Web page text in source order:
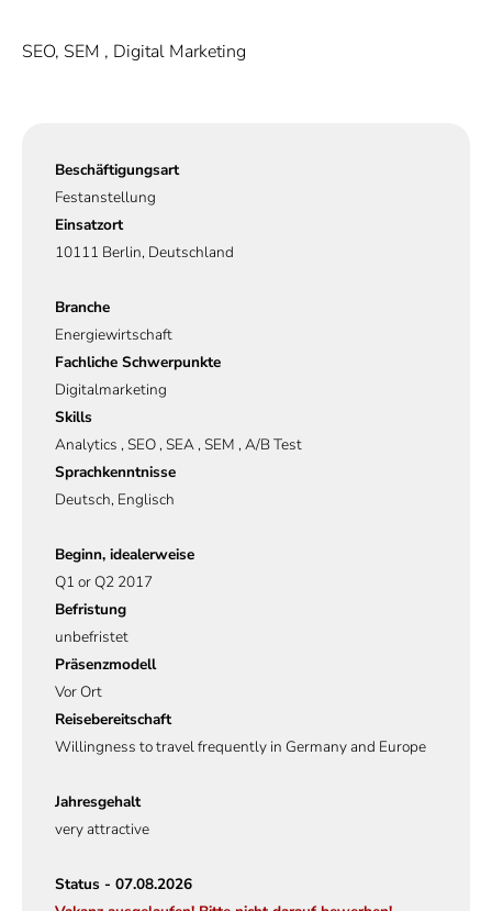
SEO, SEM , Digital Marketing
Beschäftigungsart
Festanstellung
Einsatzort
10111 Berlin, Deutschland
Branche
Energiewirtschaft
Fachliche Schwerpunkte
Digitalmarketing
Skills
Analytics , SEO , SEA , SEM , A/B Test
Sprachkenntnisse
Deutsch, Englisch
Beginn, idealerweise
Q1 or Q2 2017
Befristung
unbefristet
Präsenzmodell
Vor Ort
Reisebereitschaft
Willingness to travel frequently in Germany and Europe
Jahresgehalt
very attractive
Status - 07.08.2026